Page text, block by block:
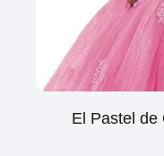
El Pastel de